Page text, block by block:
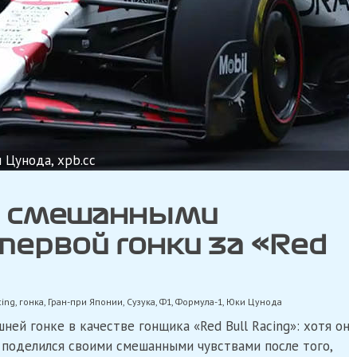
xpb.cc
смешанными
гонки за «Red
, гонка, Гран-при Японии, Сузука, Ф1, Формула-1, Юки Цунода
гонке в качестве гонщика «Red Bull Racing»: хотя он
своими смешанными чувствами после того,